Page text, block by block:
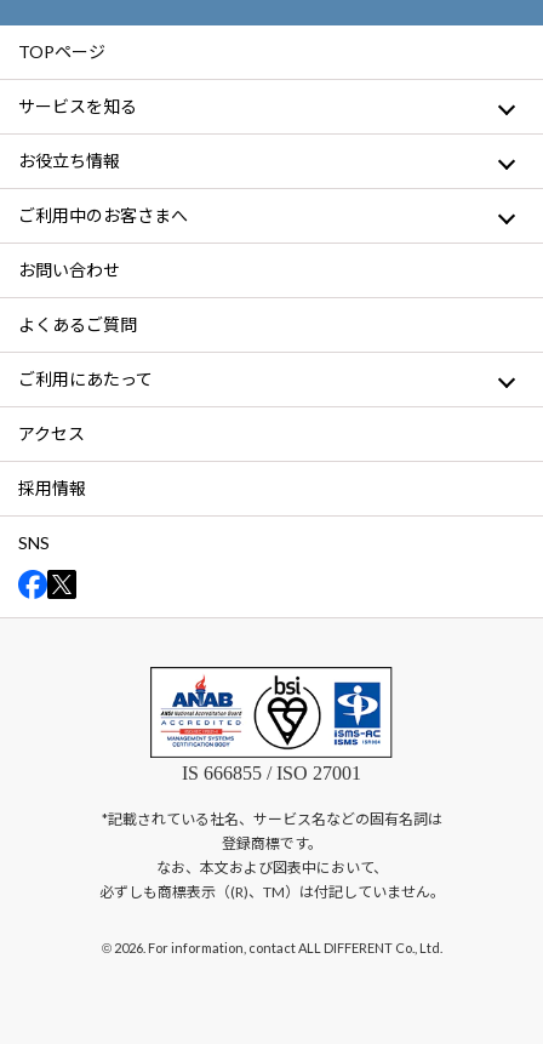
TOPページ
サービスを知る
お役立ち情報
ご利用中のお客さまへ
お問い合わせ
よくあるご質問
ご利用にあたって
アクセス
採用情報
SNS
IS 666855 / ISO 27001
*記載されている社名、サービス名などの固有名詞は
登録商標です。
なお、本文および図表中において、
必ずしも商標表示（(R)、TM）は付記していません。
©2026. For information, contact ALL DIFFERENT Co., Ltd.